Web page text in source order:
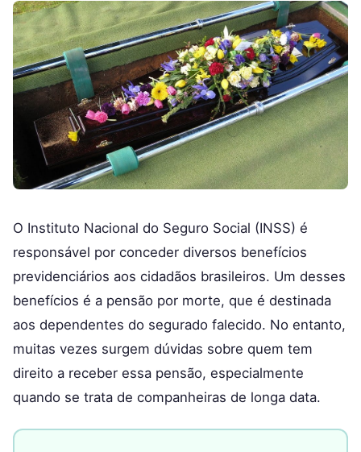
O Instituto Nacional do Seguro Social (INSS) é
responsável por conceder diversos benefícios
previdenciários aos cidadãos brasileiros. Um desses
benefícios é a pensão por morte, que é destinada
aos dependentes do segurado falecido. No entanto,
muitas vezes surgem dúvidas sobre quem tem
direito a receber essa pensão, especialmente
quando se trata de companheiras de longa data.